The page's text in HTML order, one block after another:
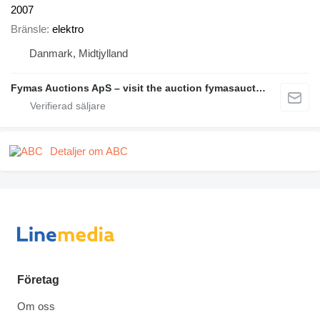
2007
Bränsle elektro
Danmark, Midtjylland
Fymas Auctions ApS – visit the auction fymasauctions.dk
Detaljer om ABC
Företag
Om oss